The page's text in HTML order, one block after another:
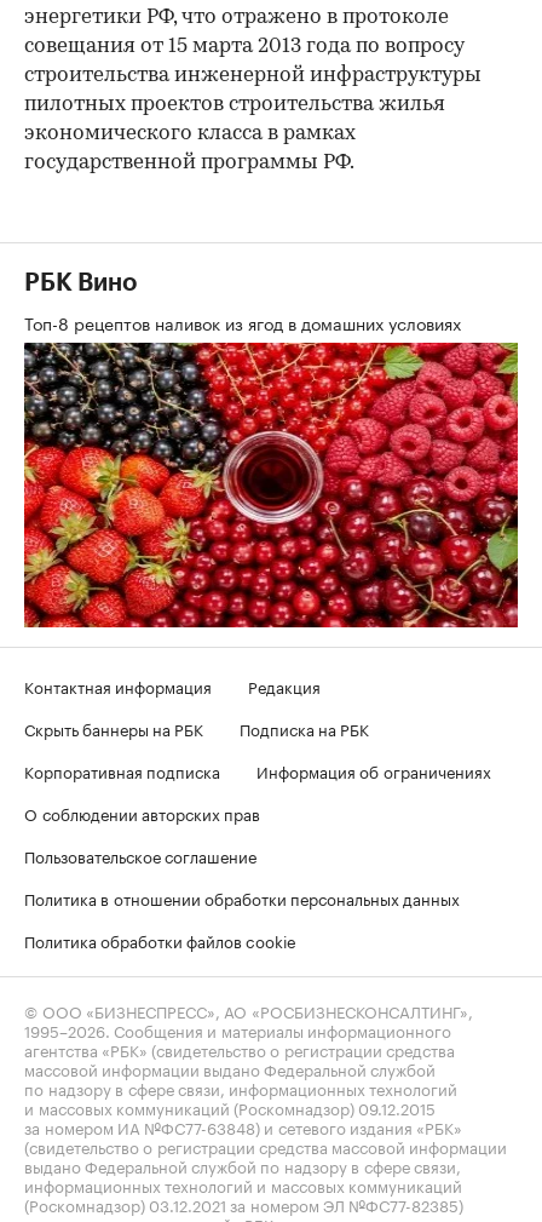
энергетики РФ, что отражено в протоколе
совещания от 15 марта 2013 года по вопросу
строительства инженерной инфраструктуры
пилотных проектов строительства жилья
экономического класса в рамках
государственной программы РФ.
РБК Вино
Топ-8 рецептов наливок из ягод в домашних условиях
Контактная информация
Редакция
Скрыть баннеры на РБК
Подписка на РБК
Корпоративная подписка
Информация об ограничениях
О соблюдении авторских прав
Пользовательское соглашение
Политика в отношении обработки персональных данных
Политика обработки файлов cookie
© ООО «БИЗНЕСПРЕСС», АО «РОСБИЗНЕСКОНСАЛТИНГ»,
1995–2026. Сообщения и материалы информационного
агентства «РБК» (свидетельство о регистрации средства
массовой информации выдано Федеральной службой
по надзору в сфере связи, информационных технологий
и массовых коммуникаций (Роскомнадзор) 09.12.2015
за номером ИА №ФС77-63848) и сетевого издания «РБК»
(свидетельство о регистрации средства массовой информации
выдано Федеральной службой по надзору в сфере связи,
информационных технологий и массовых коммуникаций
(Роскомнадзор) 03.12.2021 за номером ЭЛ №ФС77-82385)